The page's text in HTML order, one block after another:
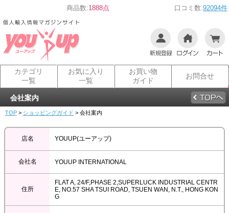
商品数:1888点 口コミ数:92094件
カテゴリ
一覧
お気に入り
一覧
お買い物
ガイド
お問合せ
会社案内
TOP > ショッピングガイド > 会社案内
店名 YOUUP(ユーアップ)
会社名 YOUUP INTERNATIONAL
住所
FLAT A, 24/F,PHASE 2,SUPERLUCK INDUSTRIAL CENTR
E, NO.57 SHA TSUI ROAD, TSUEN WAN, N.T., HONG KON
G